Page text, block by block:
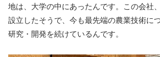
地は、大学の中にあったんです。この会社
設立したそうで、今も最先端の農業技術に
研究・開発を続けているんです。